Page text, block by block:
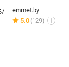
emmet.by
5.0 (129) i